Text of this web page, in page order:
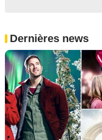
Dernières news